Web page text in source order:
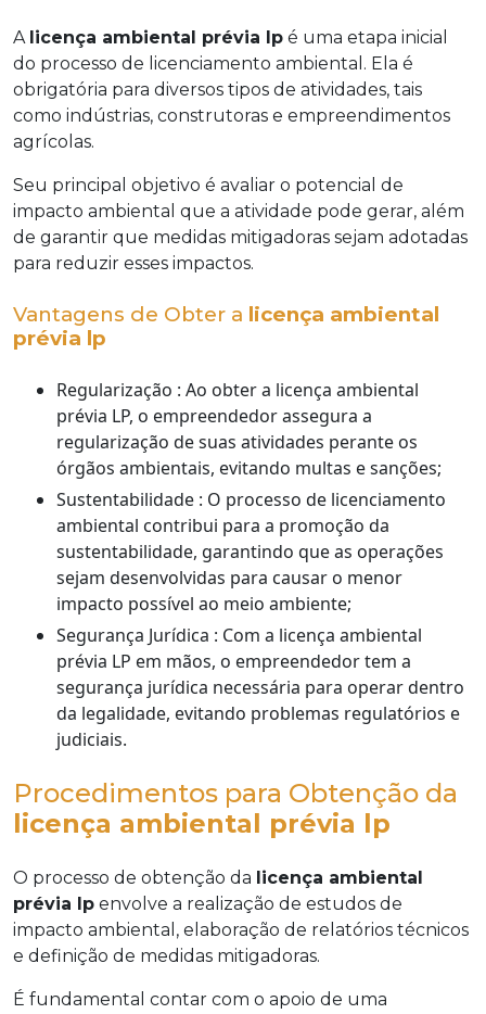
A licença ambiental prévia lp é uma etapa inicial
do processo de licenciamento ambiental. Ela é
obrigatória para diversos tipos de atividades, tais
como indústrias, construtoras e empreendimentos
agrícolas.
Seu principal objetivo é avaliar o potencial de
impacto ambiental que a atividade pode gerar, além
de garantir que medidas mitigadoras sejam adotadas
para reduzir esses impactos.
Vantagens de Obter a licença ambiental
prévia lp
Regularização : Ao obter a licença ambiental
prévia LP, o empreendedor assegura a
regularização de suas atividades perante os
órgãos ambientais, evitando multas e sanções;
Sustentabilidade : O processo de licenciamento
ambiental contribui para a promoção da
sustentabilidade, garantindo que as operações
sejam desenvolvidas para causar o menor
impacto possível ao meio ambiente;
Segurança Jurídica : Com a licença ambiental
prévia LP em mãos, o empreendedor tem a
segurança jurídica necessária para operar dentro
da legalidade, evitando problemas regulatórios e
judiciais.
Procedimentos para Obtenção da
licença ambiental prévia lp
O processo de obtenção da licença ambiental
prévia lp envolve a realização de estudos de
impacto ambiental, elaboração de relatórios técnicos
e definição de medidas mitigadoras.
É fundamental contar com o apoio de uma